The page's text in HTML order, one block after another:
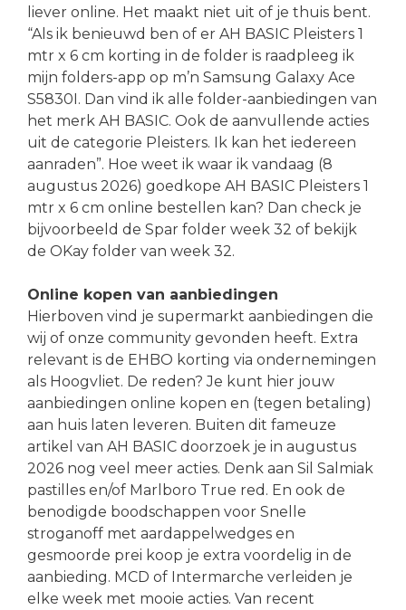
liever online. Het maakt niet uit of je thuis bent.
“Als ik benieuwd ben of er AH BASIC Pleisters 1
mtr x 6 cm korting in de folder is raadpleeg ik
mijn folders-app op m’n Samsung Galaxy Ace
S5830I. Dan vind ik alle folder-aanbiedingen van
het merk AH BASIC. Ook de aanvullende acties
uit de categorie Pleisters. Ik kan het iedereen
aanraden”. Hoe weet ik waar ik vandaag (8
augustus 2026) goedkope AH BASIC Pleisters 1
mtr x 6 cm online bestellen kan? Dan check je
bijvoorbeeld de Spar folder week 32 of bekijk
de OKay folder van week 32.
Online kopen van aanbiedingen
Hierboven vind je supermarkt aanbiedingen die
wij of onze community gevonden heeft. Extra
relevant is de EHBO korting via ondernemingen
als Hoogvliet. De reden? Je kunt hier jouw
aanbiedingen online kopen en (tegen betaling)
aan huis laten leveren. Buiten dit fameuze
artikel van AH BASIC doorzoek je in augustus
2026 nog veel meer acties. Denk aan Sil Salmiak
pastilles en/of Marlboro True red. En ook de
benodigde boodschappen voor Snelle
stroganoff met aardappelwedges en
gesmoorde prei koop je extra voordelig in de
aanbieding. MCD of Intermarche verleiden je
elke week met mooie acties. Van recent